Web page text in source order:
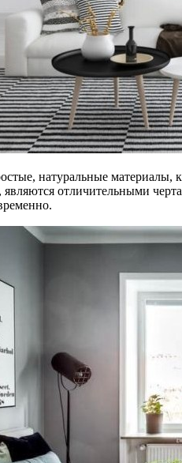
натуральные материалы,
отличительными